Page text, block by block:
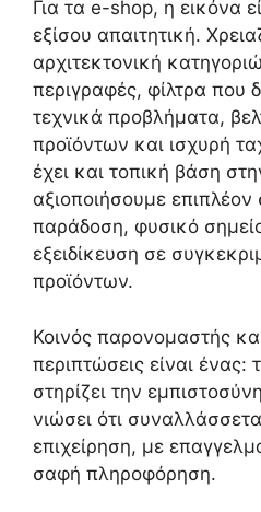
Για τα e-shop, η εικόνα
εξίσου απαιτητική.
αρχιτεκτονική
περιγραφές, φίλτρα που
τεχνικά προβλήματα,
προϊόντων και ισχυρή
έχει και τοπική βάση
αξιοποιήσουμε επιπλέον
παράδοση, φυσικό
εξειδίκευση σε
προϊόντων.
Κοινός παρονομαστής
περιπτώσεις είναι ένας:
στηρίζει την
νιώσει ότι
επιχείρηση, με
σαφή πληροφόρηση.